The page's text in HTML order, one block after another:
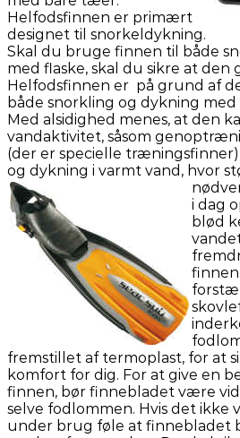
Helfodsfinnen er primært
designet til snorkeldykning.
Skal du bruge finnen til både
med flaske, skal du sikre at den
Helfodsfinnen er på grund af
både snorkling og dykning med
Med alsidighed menes, at den
vandaktivitet, såsom
(der er specielle
og dykning i varmt vand, hvor
i dag
blød
fremstillet af termoplast, for at
komfort for dig. For at give en
finnen, bør finnebladet være
selve fodlommen. Hvis det ikke
under brug føle at finnebladet